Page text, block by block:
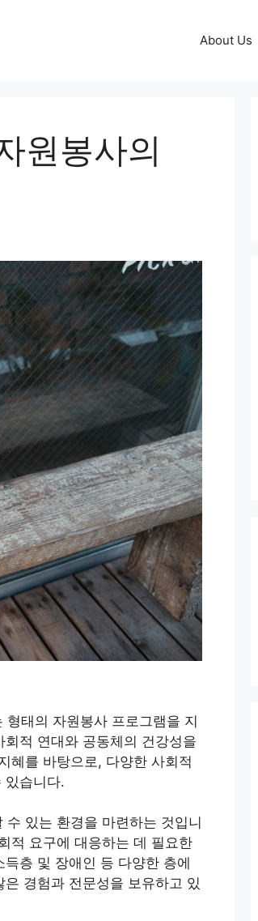
About Us
원봉사의
태의 자원봉사 프로그램을 지
적 연대와 공동체의 건강성을
혜를 바탕으로, 다양한 사회적
있습니다.
있는 환경을 마련하는 것입니
적 요구에 대응하는 데 필요한
층 및 장애인 등 다양한 층에
경험과 전문성을 보유하고 있